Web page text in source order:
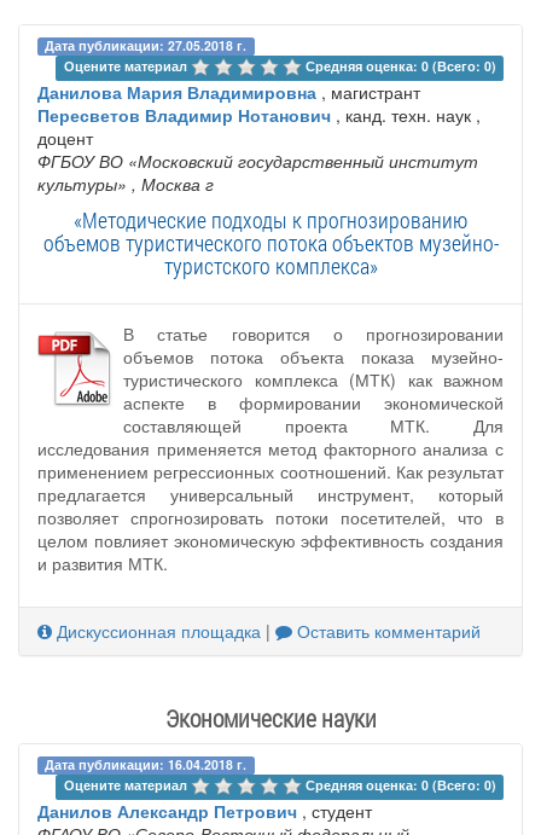
Дата публикации: 27.05.2018 г.
Оцените материал
Средняя оценка: 0 (Всего: 0)
Данилова Мария Владимировна , магистрант
Пересветов Владимир Нотанович , канд. техн. наук ,
доцент
ФГБОУ ВО «Московский государственный институт
культуры» , Москва г
«Методические подходы к прогнозированию
объемов туристического потока объектов музейно-
туристского комплекса»
В статье говорится о прогнозировании
объемов потока объекта показа музейно-
туристического комплекса (МТК) как важном
аспекте в формировании экономической
составляющей проекта МТК. Для
исследования применяется метод факторного анализа с
применением регрессионных соотношений. Как результат
предлагается универсальный инструмент, который
позволяет спрогнозировать потоки посетителей, что в
целом повлияет экономическую эффективность создания
и развития МТК.
Дискуссионная площадка | Оставить комментарий
Экономические науки
Дата публикации: 16.04.2018 г.
Оцените материал
Средняя оценка: 0 (Всего: 0)
Данилов Александр Петрович , студент